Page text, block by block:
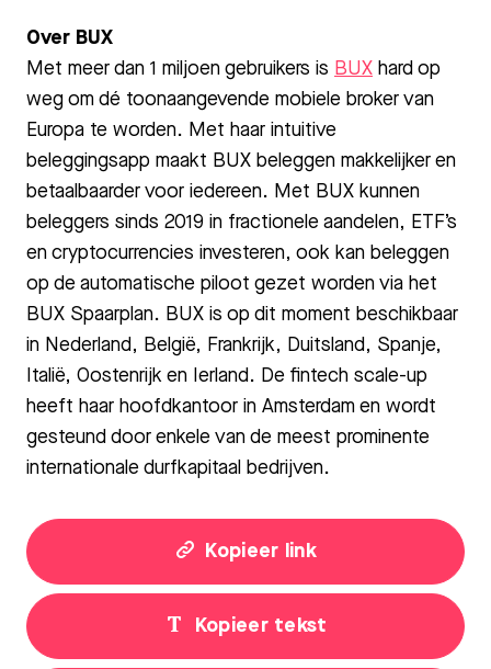
Over BUX
Met meer dan 1 miljoen gebruikers is BUX hard op
weg om dé toonaangevende mobiele broker van
Europa te worden. Met haar intuitive
beleggingsapp maakt BUX beleggen makkelijker en
betaalbaarder voor iedereen. Met BUX kunnen
beleggers sinds 2019 in fractionele aandelen, ETF’s
en cryptocurrencies investeren, ook kan beleggen
op de automatische piloot gezet worden via het
BUX Spaarplan. BUX is op dit moment beschikbaar
in Nederland, België, Frankrijk, Duitsland, Spanje,
Italië, Oostenrijk en Ierland. De fintech scale-up
heeft haar hoofdkantoor in Amsterdam en wordt
gesteund door enkele van de meest prominente
internationale durfkapitaal bedrijven.
Kopieer link
Kopieer tekst